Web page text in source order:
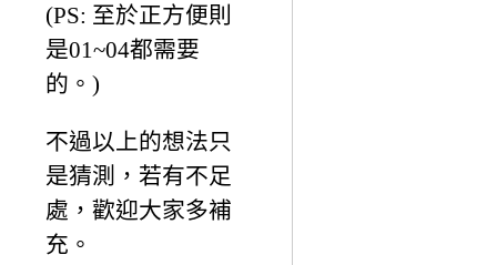
(PS: 至於正方便則
是01~04都需要
的。)
不過以上的想法只
是猜測，若有不足
處，歡迎大家多補
充。